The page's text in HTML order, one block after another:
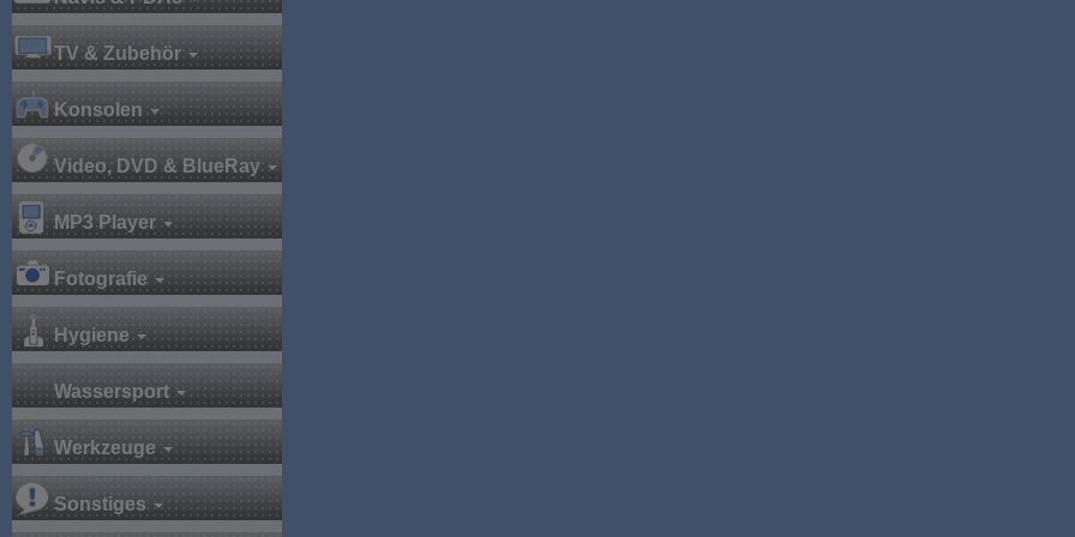
TV & Zubehör
Konsolen
Video, DVD & BlueRay
MP3 Player
Fotografie
Hygiene
Wassersport
Werkzeuge
Sonstiges